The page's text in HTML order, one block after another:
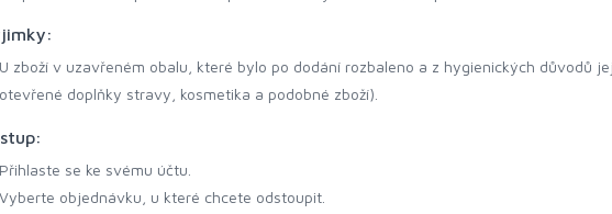
U zboží v uzavřeném obalu, které bylo po dodání rozbaleno a z hygienických důvodů
otevřené doplňky stravy, kosmetika a podobné zboží).
Přihlaste se ke svému účtu.
Vyberte objednávku, u které chcete odstoupit.